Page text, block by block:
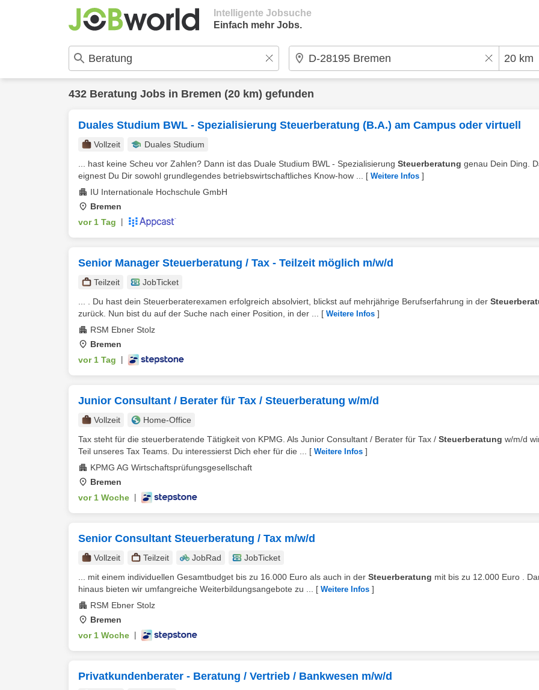
Intelligente Jobsuche
Einfach mehr Jobs.
432 Beratung Jobs in Bremen (20 km) gefunden
Duales Studium BWL - Spezialisierung Steuerberatung (B.A.) am Campus oder virtuell
Vollzeit
Duales Studium
... hast keine Scheu vor Zahlen? Dann ist das Duale Studium BWL - Spezialisierung Steuerberatung genau Dein Ding.
eignest Du Dir sowohl grundlegendes betriebswirtschaftliches Know-how ...
[ Weitere Infos ]
IU Internationale Hochschule GmbH
Bremen
vor 1 Tag
Senior Manager Steuerberatung / Tax - Teilzeit möglich m/w/d
Teilzeit
JobTicket
... . Du hast dein Steuerberaterexamen erfolgreich absolviert, blickst auf mehrjährige Berufserfahrung in der
zurück. Nun bist du auf der Suche nach einer Position, in der ...
[ Weitere Infos ]
RSM Ebner Stolz
Bremen
vor 1 Tag
Junior Consultant / Berater für Tax / Steuerberatung w/m/d
Vollzeit
Home-Office
Tax steht für die steuerberatende Tätigkeit von KPMG. Als Junior Consultant / Berater für Tax / Steuerberatung w/m/d
Teil unseres Tax Teams. Du interessierst Dich eher für die ...
[ Weitere Infos ]
KPMG AG Wirtschaftsprüfungsgesellschaft
Bremen
vor 1 Woche
Senior Consultant Steuerberatung / Tax m/w/d
Vollzeit Teilzeit JobRad
JobTicket
... mit einem individuellen Gesamtbudget bis zu 16.000 Euro als auch in der Steuerberatung mit bis zu 12.000 Euro .
hinaus bieten wir umfangreiche Weiterbildungsangebote zu ...
[ Weitere Infos ]
RSM Ebner Stolz
Bremen
vor 1 Woche
Privatkundenberater - Beratung / Vertrieb / Bankwesen m/w/d